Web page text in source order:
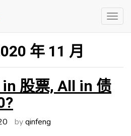
年 11 月
股票, All in 债
byqinfeng